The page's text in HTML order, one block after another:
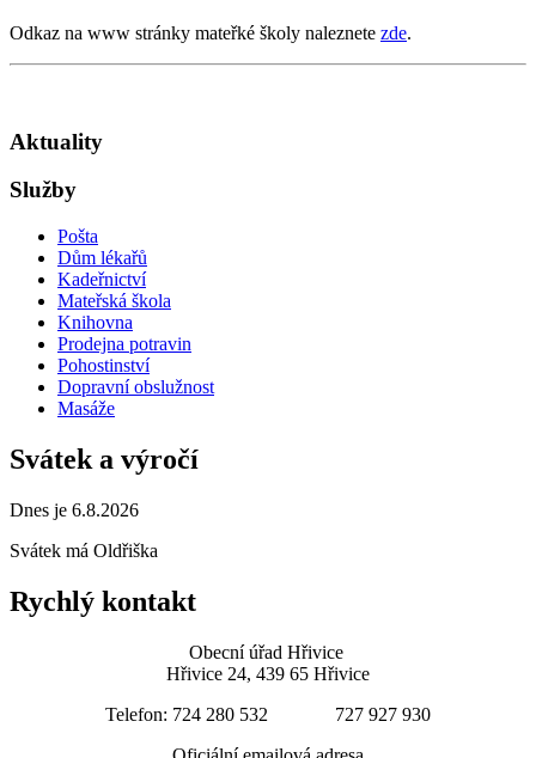
Odkaz na www stránky mateřké školy naleznete zde.
Aktuality
Služby
Pošta
Dům lékařů
Kadeřnictví
Mateřská škola
Knihovna
Prodejna potravin
Pohostinství
Dopravní obslužnost
Masáže
Svátek a výročí
Dnes je 6.8.2026
Svátek má Oldřiška
Rychlý kontakt
Obecní úřad Hřivice
Hřivice 24, 439 65 Hřivice
Telefon: 724 280 532 727 927 930